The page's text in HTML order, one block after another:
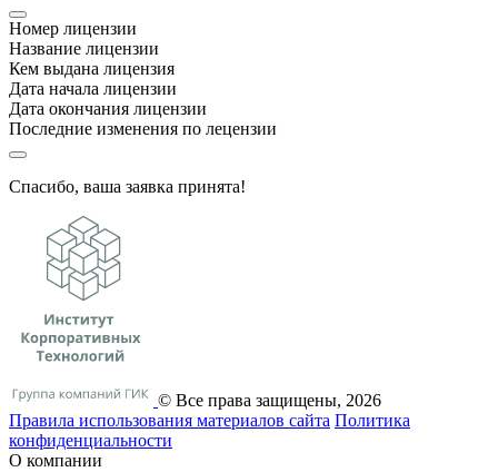
Номер лицензии
Название лицензии
Кем выдана лицензия
Дата начала лицензии
Дата окончания лицензии
Последние изменения по лецензии
Спасибо, ваша заявка принята!
© Все права защищены, 2026
Правила использования материалов сайта Политика
конфиденциальности
О компании